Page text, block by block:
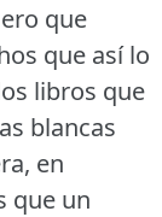
que
que así lo
libros que
blancas
en
que un